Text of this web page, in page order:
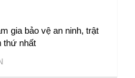
gia bảo vệ an ninh, trật
thứ nhất